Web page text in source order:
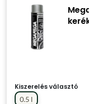
Kiszerelés választó
0.5 l